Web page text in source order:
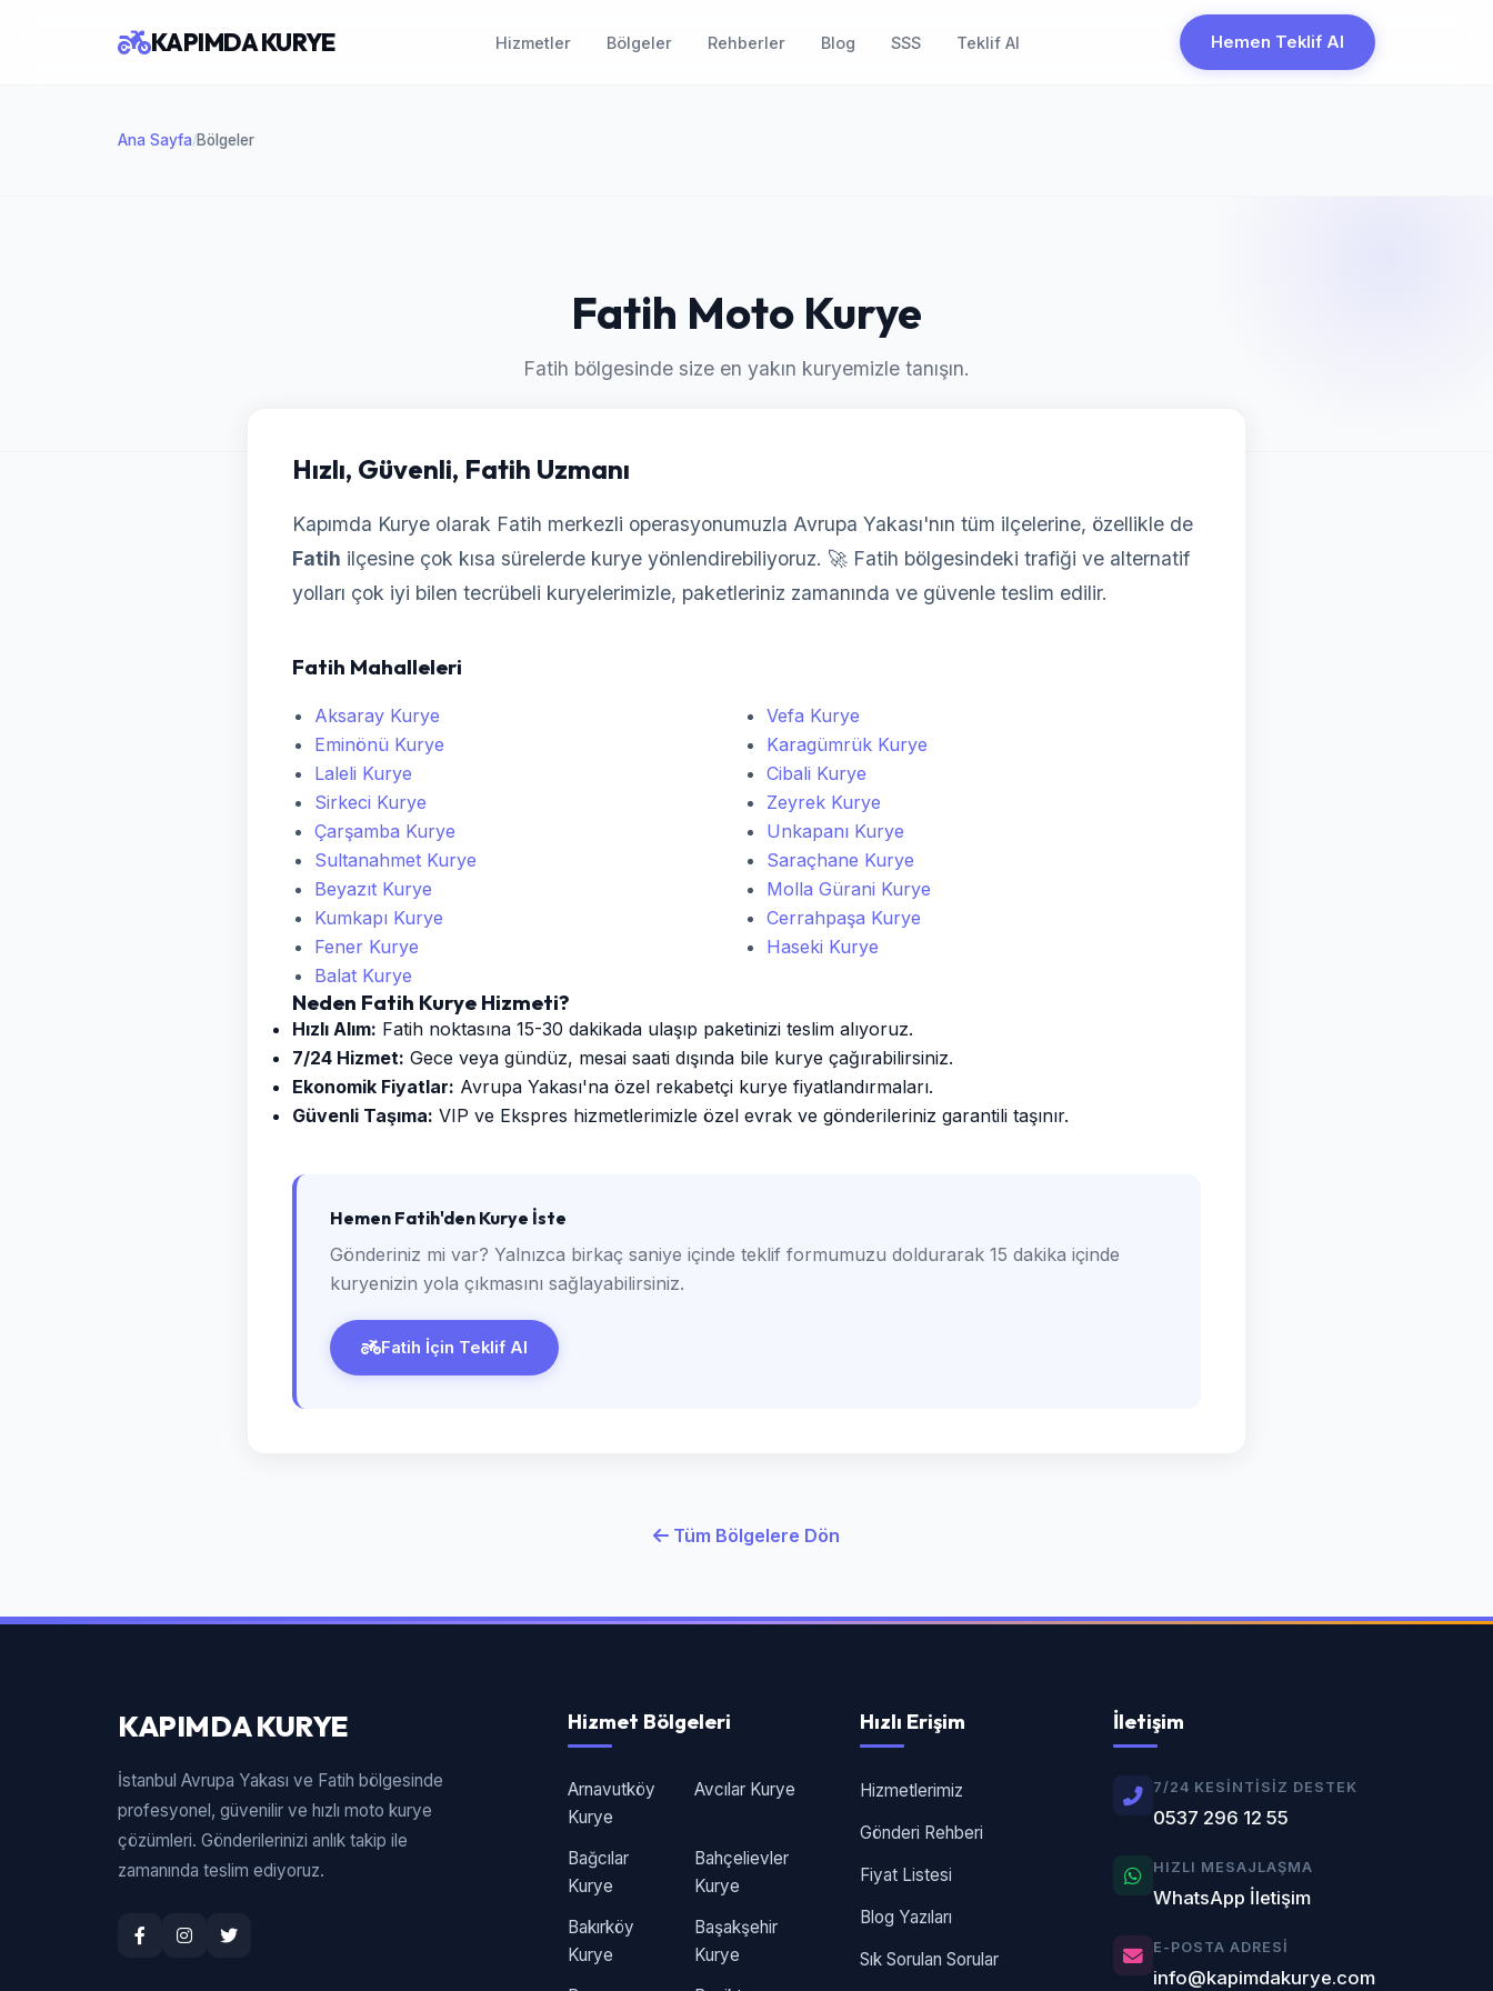
Ana Sayfa/Bölgeler
KAPIMDA KURYE Hizmetler Bölgeler Rehberler Blog SSS Teklif Al Hemen Teklif Al
Fatih Moto Kurye
Fatih bölgesinde size en yakın kuryemizle tanışın.
Hızlı, Güvenli, Fatih Uzmanı
Kapımda Kurye olarak Fatih merkezli operasyonumuzla Avrupa Yakası'nın tüm ilçelerine, özellikle de
Fatih ilçesine çok kısa sürelerde kurye yönlendirebiliyoruz. 🚀 Fatih bölgesindeki trafiği ve alternatif
yolları çok iyi bilen tecrübeli kuryelerimizle, paketleriniz zamanında ve güvenle teslim edilir.
Fatih Mahalleleri
Aksaray Kurye
Eminönü Kurye
Laleli Kurye
Sirkeci Kurye
Çarşamba Kurye
Sultanahmet Kurye
Beyazıt Kurye
Kumkapı Kurye
Fener Kurye
Balat Kurye
Vefa Kurye
Karagümrük Kurye
Cibali Kurye
Zeyrek Kurye
Unkapanı Kurye
Saraçhane Kurye
Molla Gürani Kurye
Cerrahpaşa Kurye
Haseki Kurye
Neden Fatih Kurye Hizmeti?
Hızlı Alım: Fatih noktasına 15-30 dakikada ulaşıp paketinizi teslim alıyoruz.
7/24 Hizmet: Gece veya gündüz, mesai saati dışında bile kurye çağırabilirsiniz.
Ekonomik Fiyatlar: Avrupa Yakası'na özel rekabetçi kurye fiyatlandırmaları.
Güvenli Taşıma: VIP ve Ekspres hizmetlerimizle özel evrak ve gönderileriniz garantili taşınır.
Hemen Fatih'den Kurye İste
Gönderiniz mi var? Yalnızca birkaç saniye içinde teklif formumuzu doldurarak 15 dakika içinde
kuryenizin yola çıkmasını sağlayabilirsiniz.
Fatih İçin Teklif Al
Tüm Bölgelere Dön
KAPIMDA KURYE
İstanbul Avrupa Yakası ve Fatih bölgesinde
profesyonel, güvenilir ve hızlı moto kurye
çözümleri. Gönderilerinizi anlık takip ile
zamanında teslim ediyoruz.
Hizmet Bölgeleri
Arnavutköy
Kurye
Avcılar Kurye
Bağcılar
Kurye
Bahçelievler
Kurye
Bakırköy
Kurye
Başakşehir
Kurye
Hızlı Erişim
Hizmetlerimiz
Gönderi Rehberi
Fiyat Listesi
Blog Yazıları
Sık Sorulan Sorular
İletişim
7/24 KESINTISIZ DESTEK
0537 296 12 55
HIZLI MESAJLAŞMA
WhatsApp İletişim
E-POSTA ADRESI
info@kapimdakurye.com